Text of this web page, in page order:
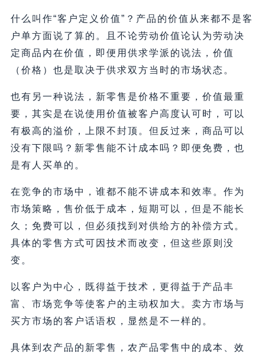
什么叫作“客户定义价值”？产品的价值从来都不是客
户单方面说了算的。且不论劳动价值论认为劳动决
定商品内在价值，即便用供求学派的说法，价值
（价格）也是取决于供求双方当时的市场状态。
也有另一种说法，新零售是价格不重要，价值最重
要，其实是在说使用价值被客户高度认可时，可以
有极高的溢价，上限不封顶。但反过来，商品可以
没有下限吗？新零售能不计成本吗？即便免费，也
是有人买单的。
在竞争的市场中，谁都不能不讲成本和效率。作为
市场策略，售价低于成本，短期可以，但是不能长
久；免费可以，但必须找到对供给方的补偿方式。
具体的零售方式可因技术而改变，但这些原则没
变。
以客户为中心，既得益于技术，更得益于产品丰
富、市场竞争等使客户的主动权加大。卖方市场与
买方市场的客户话语权，显然是不一样的。
具体到农产品的新零售，农产品零售中的成本、效